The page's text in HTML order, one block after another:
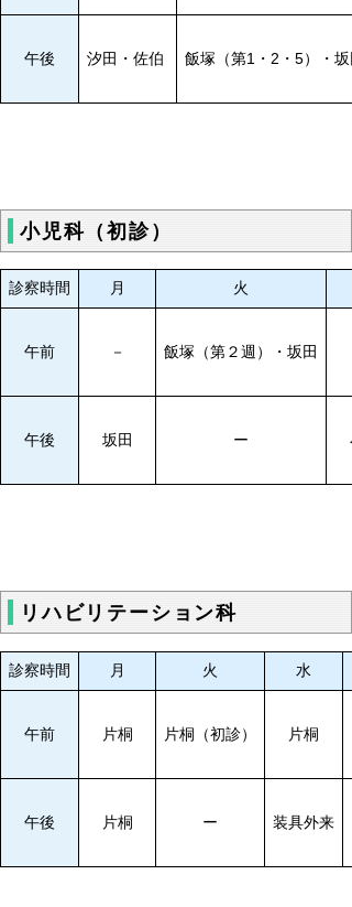
午後 汐田・佐伯 飯塚（第1・2・5）・坂
小児科（初診）
診察時間 月 火
午前 － 飯塚 （第２週）・坂田
午後 坂田 ー
リハビリテーション科
診察時間 月 火 水
午前 片桐 片桐（初診） 片桐
午後 片桐 ー 装具外来